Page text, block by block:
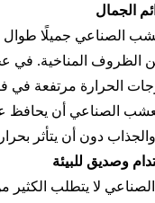
الجمال
الصناعي جميلًا طوال
الظروف المناخية. في
الحرارة مرتفعة في
الصناعي أن يحافظ
دون أن يتأثر
وصديق للبيئة
لا يتطلب الكثير